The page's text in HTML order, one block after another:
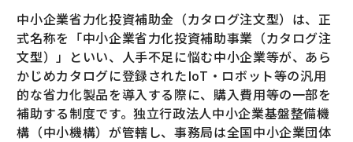
中小企業省力化投資補助金（カタログ注文型）は、正
式名称を「中小企業省力化投資補助事業（カタログ注
文型）」といい、人手不足に悩む中小企業等が、あら
かじめカタログに登録されたIoT・ロボット等の汎用
的な省力化製品を導入する際に、購入費用等の一部を
補助する制度です。独立行政法人中小企業基盤整備機
構（中小機構）が管轄し、事務局は全国中小企業団体